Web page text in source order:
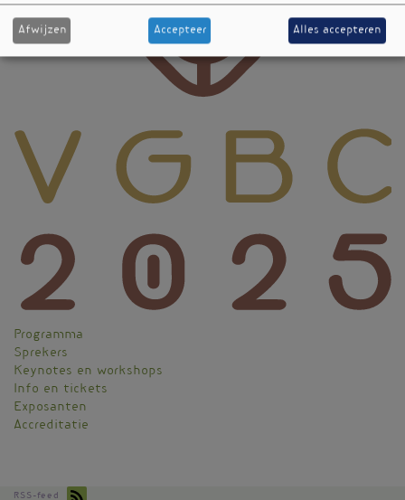
VGBC
Menu
Programma
Sprekers
Keynotes en workshops
Info en tickets
Exposanten
Accreditatie
RSS-feed
Afwijzen Accepteer Alles accepteren